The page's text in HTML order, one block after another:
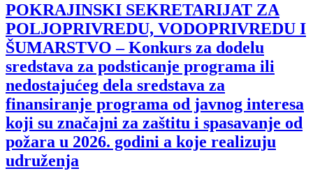
POKRAJINSKI SEKRETARIJAT ZA
POLJOPRIVREDU, VODOPRIVREDU I
ŠUMARSTVO – Konkurs za dodelu
sredstava za podsticanje programa ili
nedostajućeg dela sredstava za
finansiranje programa od javnog interesa
koji su značajni za zaštitu i spasavanje od
požara u 2026. godini a koje realizuju
udruženja